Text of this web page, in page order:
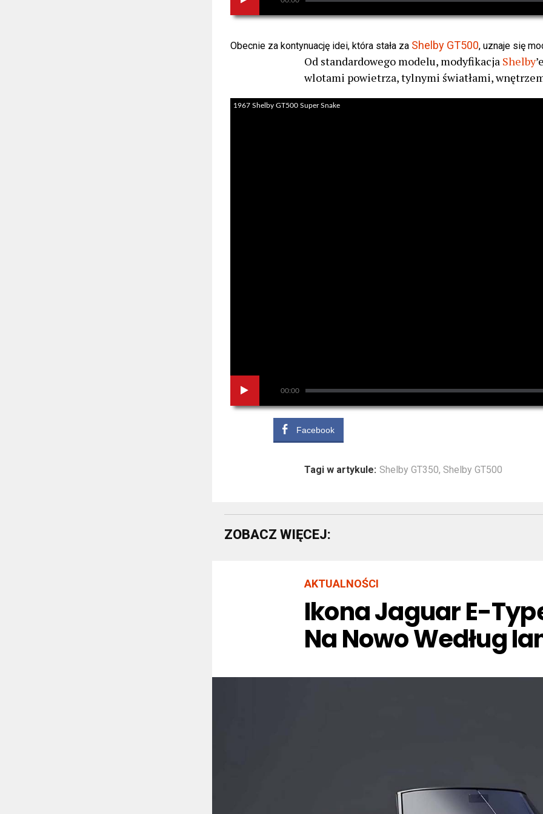
Obecnie za kontynuację idei, która stała za Shelby GT500, uznaje się
Od standardowego modelu, modyfikacja Shelby
wlotami powietrza, tylnymi światłami,
00:00
1967 Shelby GT500 Super Snake
Facebook
Tagi w artykule: Shelby GT350, Shelby GT500
ZOBACZ WIĘCEJ:
AKTUALNOŚCI
Ikona Jaguar E-
Na Nowo Według